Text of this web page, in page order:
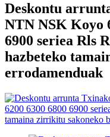
Deskontu
NTN NSK Koyo
6900 seriea Rls
hazbeteko
errodamenduak